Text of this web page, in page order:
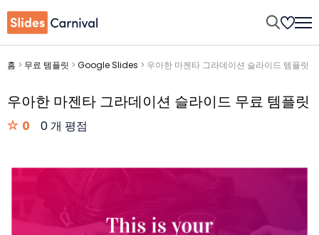
홈 > 무료 템플릿 > Google Slides > 우아한 마젠타 그라데이션 슬라이드 템플릿
우아한 마젠타 그라데이션 슬라이드 무료 템플릿
0 0 개 평점